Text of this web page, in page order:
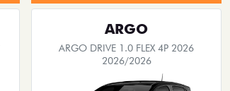
ARGO
ARGO DRIVE 1.0 FLEX 4P 2026
2026/2026